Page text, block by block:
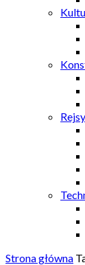
Rejsy
Strona główna